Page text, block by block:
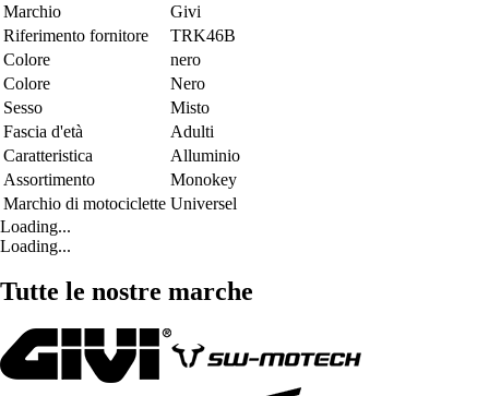
Marchio
Givi
Riferimento fornitore
TRK46B
Colore
nero
Colore
Nero
Sesso
Misto
Fascia d'età
Adulti
Caratteristica
Alluminio
Assortimento
Monokey
Marchio di motociclette Universel
Loading...
Loading...
Tutte le nostre marche